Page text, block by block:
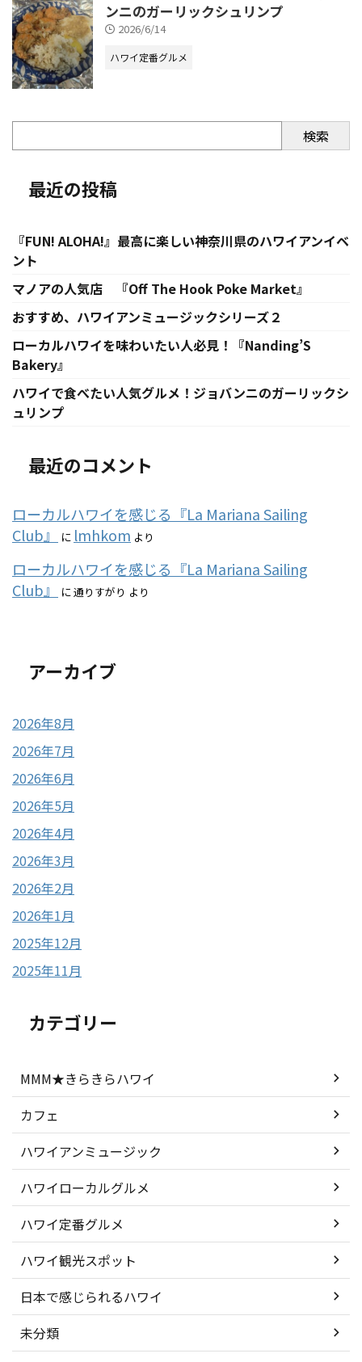
ンニのガーリックシュリンプ
2026/6/14
ハワイ定番グルメ
検索
最近の投稿
『FUN! ALOHA!』最高に楽しい神奈川県のハワイアンイベ
ント
マノアの人気店 『Off The Hook Poke Market』
おすすめ、ハワイアンミュージックシリーズ２
ローカルハワイを味わいたい人必見！『Nanding’S
Bakery』
ハワイで食べたい人気グルメ！ジョバンニのガーリックシ
ュリンプ
最近のコメント
ローカルハワイを感じる『La Mariana Sailing
Club』
に lmhkom より
ローカルハワイを感じる『La Mariana Sailing
Club』
に通りすがり より
アーカイブ
2026年8月
2026年7月
2026年6月
2026年5月
2026年4月
2026年3月
2026年2月
2026年1月
2025年12月
2025年11月
カテゴリー
MMM★きらきらハワイ
カフェ
ハワイアンミュージック
ハワイローカルグルメ
ハワイ定番グルメ
ハワイ観光スポット
日本で感じられるハワイ
未分類